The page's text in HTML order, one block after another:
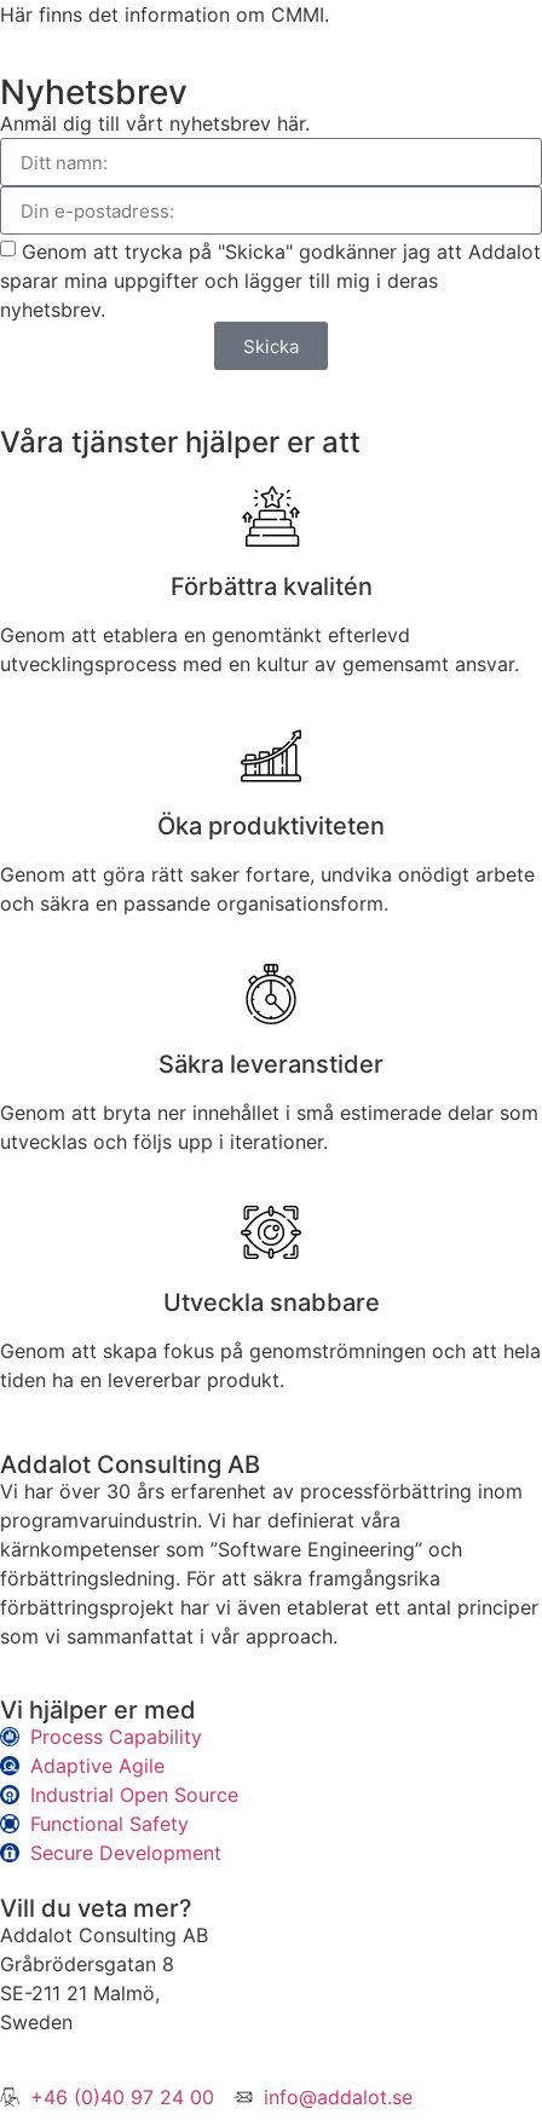
Här finns det information om CMMI.
Nyhetsbrev
Anmäl dig till vårt nyhetsbrev här.
Genom att trycka på "Skicka" godkänner jag att Addalot
sparar mina uppgifter och lägger till mig i deras
nyhetsbrev.
Skicka
Våra tjänster hjälper er att
Förbättra kvalitén
Genom att etablera en genomtänkt efterlevd
utvecklingsprocess med en kultur av gemensamt ansvar.
Öka produktiviteten
Genom att göra rätt saker fortare, undvika onödigt arbete
och säkra en passande organisationsform.
Säkra leveranstider
Genom att bryta ner innehållet i små estimerade delar som
utvecklas och följs upp i iterationer.
Utveckla snabbare
Genom att skapa fokus på genomströmningen och att hela
tiden ha en levererbar produkt.
Addalot Consulting AB
Vi har över 30 års erfarenhet av processförbättring inom
programvaruindustrin. Vi har definierat våra
kärnkompetenser som ”Software Engineering” och
förbättringsledning. För att säkra framgångsrika
förbättringsprojekt har vi även etablerat ett antal principer
som vi sammanfattat i vår approach.
Vi hjälper er med
Process Capability
Adaptive Agile
Industrial Open Source
Functional Safety
Secure Development
Vill du veta mer?
Addalot Consulting AB
Gråbrödersgatan 8
SE-211 21 Malmö,
Sweden
+46 (0)40 97 24 00 info@addalot.se